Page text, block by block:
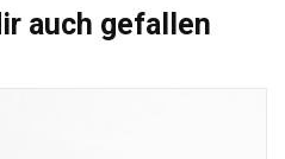
auch gefallen